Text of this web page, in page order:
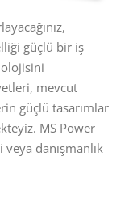
güçlü bir iş
mevcut
güçlü tasarımlar
MS Power
danışmanlık